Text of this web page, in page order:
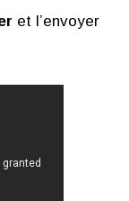
et l’envoyer